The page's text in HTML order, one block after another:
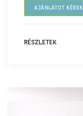
AJÁNLATOT KÉREK
RÉSZLETEK